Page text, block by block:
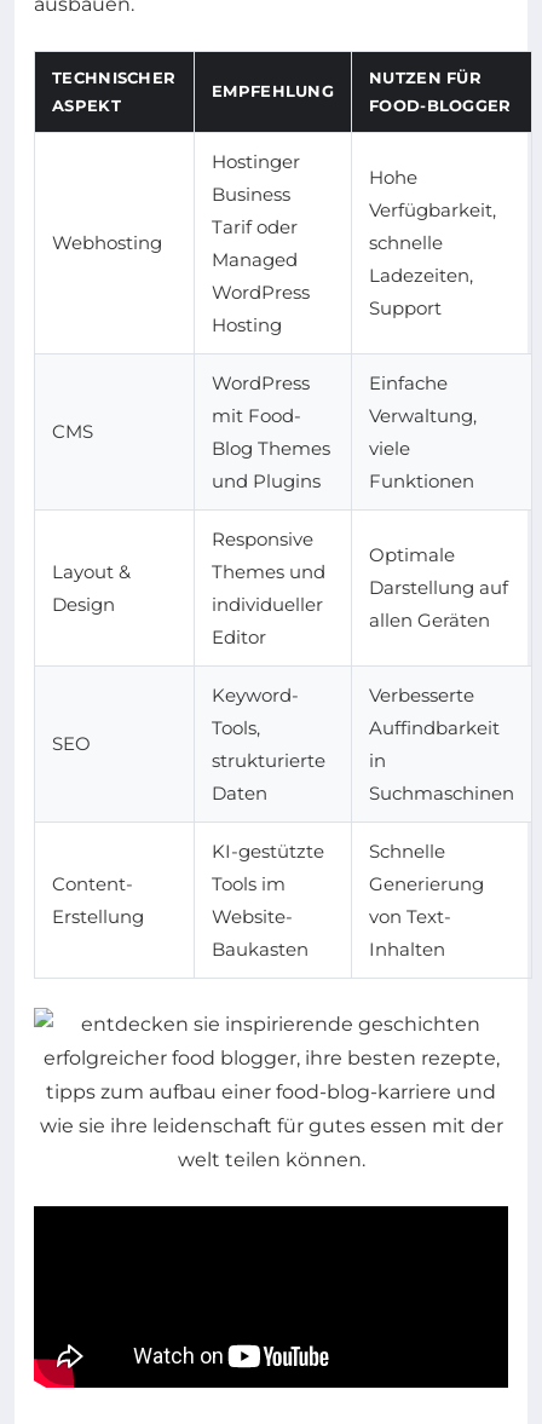
TECHNISCHER
ASPEKT
EMPFEHLUNG
NUTZEN FÜR
FOOD-BLOGGER
Webhosting
Hostinger
Business
Tarif oder
Managed
WordPress
Hosting
Hohe
Verfügbarkeit,
schnelle
Ladezeiten,
Support
CMS
WordPress
mit Food-
Blog Themes
und Plugins
Einfache
Verwaltung,
viele
Funktionen
Layout &
Design
Responsive
Themes und
individueller
Editor
Optimale
Darstellung auf
allen Geräten
SEO
Keyword-
Tools,
strukturierte
Daten
Verbesserte
Auffindbarkeit
in
Suchmaschinen
Content-
Erstellung
KI-gestützte
Tools im
Website-
Baukasten
Schnelle
Generierung
von Text-
Inhalten